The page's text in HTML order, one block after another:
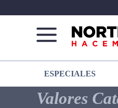
Norte
De
Chihuahua
Más
que
noticias,
hacemos
ESPECIALES
Valores